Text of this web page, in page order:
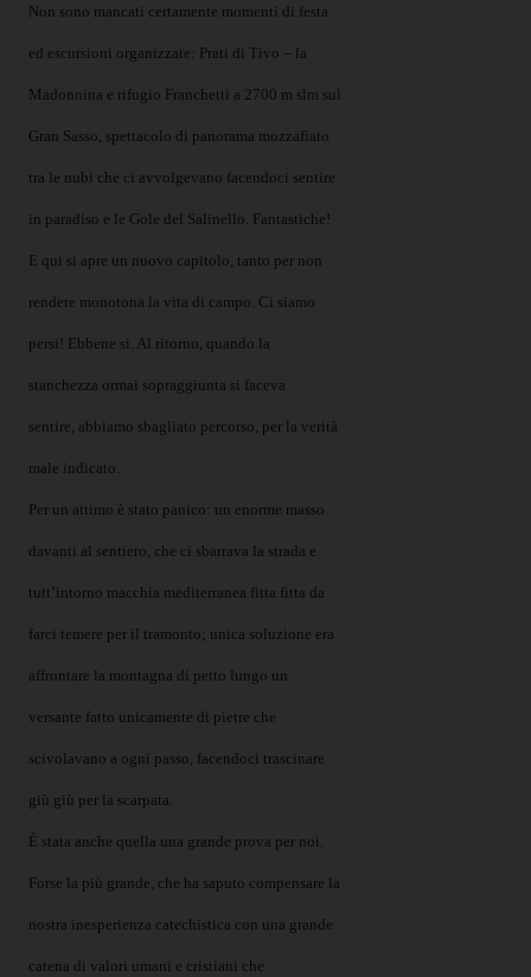
Non sono mancati certamente momenti di festa
ed escursioni organizzate: Prati di Tivo – la
Madonnina e rifugio Franchetti a 2700 m slm sul
Gran Sasso, spettacolo di panorama mozzafiato
tra le nubi che ci avvolgevano facendoci sentire
in paradiso e le Gole del Salinello. Fantastiche!
E qui si apre un nuovo capitolo, tanto per non
rendere monotona la vita di campo. Ci siamo
persi! Ebbene si. Al ritorno, quando la
stanchezza ormai sopraggiunta si faceva
sentire, abbiamo sbagliato percorso, per la verità
male indicato.
Per un attimo è stato panico: un enorme masso
davanti al sentiero, che ci sbarrava la strada e
tutt’intorno macchia mediterranea fitta fitta da
farci temere per il tramonto; unica soluzione era
affrontare la montagna di petto lungo un
versante fatto unicamente di pietre che
scivolavano a ogni passo, facendoci trascinare
giù giù per la scarpata.
É stata anche quella una grande prova per noi.
Forse la più grande, che ha saputo compensare la
nostra inesperienza catechistica con una grande
catena di valori umani e cristiani che